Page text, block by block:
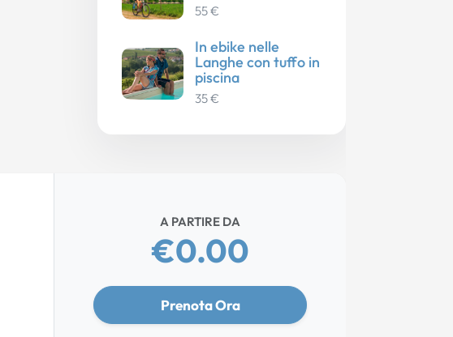
55 €
In ebike nelle
Langhe con tuffo in
piscina
35 €
A PARTIRE DA
€0.00
Prenota Ora